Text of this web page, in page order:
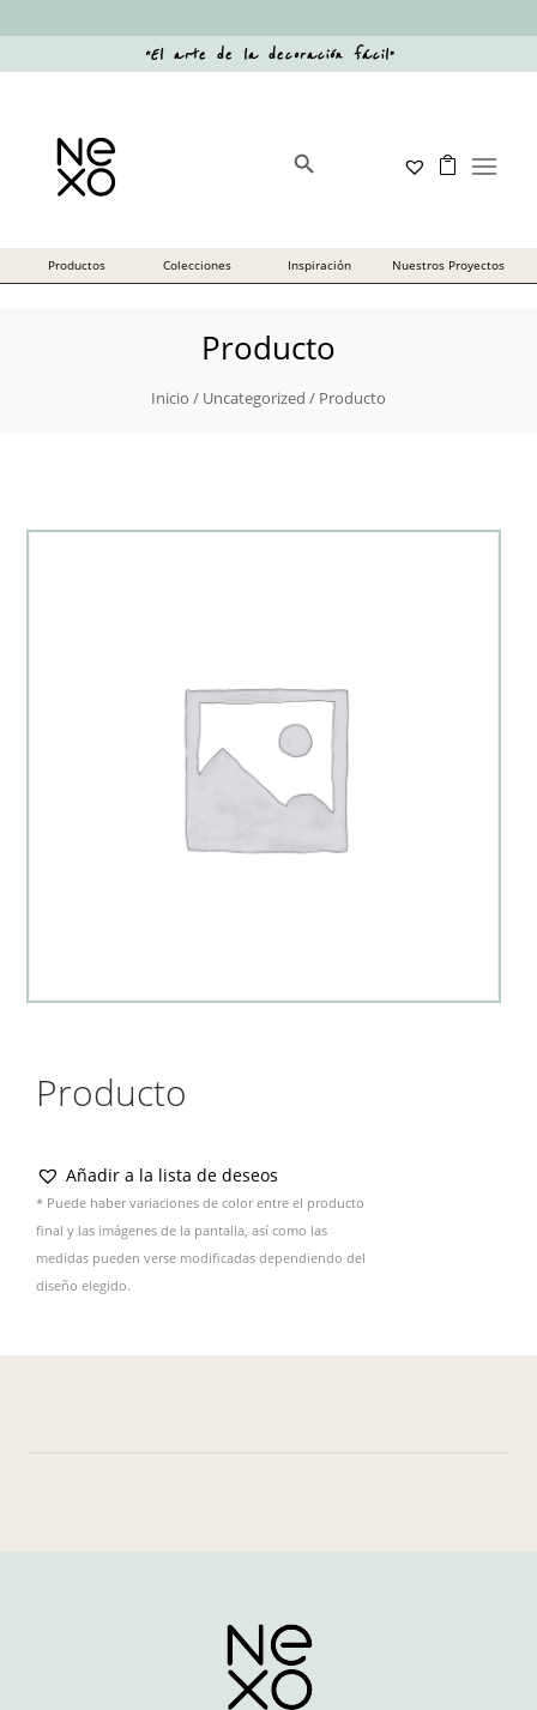
“El arte de la decoración fácil”
Producto
Inicio / Uncategorized / Producto
Producto
Añadir a la lista de deseos
* Puede haber variaciones de color entre el producto
final y las imágenes de la pantalla, así como las
medidas pueden verse modificadas dependiendo del
diseño elegido.